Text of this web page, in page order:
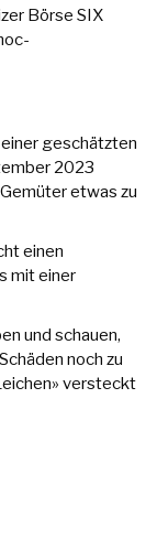
Börse SIX
geschätzten
2023
etwas zu
einen
mit einer
und schauen,
noch zu
versteckt